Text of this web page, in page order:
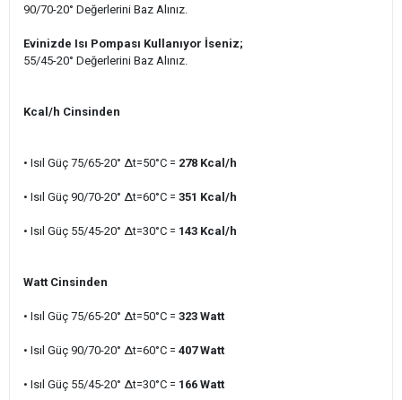
90/70-20° Değerlerini Baz Alınız.
Evinizde Isı Pompası Kullanıyor İseniz;
55/45-20° Değerlerini Baz Alınız.
Kcal/h Cinsinden
• Isıl Güç 75/65-20° ∆t=50°C = 278 Kcal/h
• Isıl Güç 90/70-20° ∆t=60°C = 351 Kcal/h
• Isıl Güç 55/45-20° ∆t=30°C = 143 Kcal/h
Watt Cinsinden
• Isıl Güç 75/65-20° ∆t=50°C = 323 Watt
• Isıl Güç 90/70-20° ∆t=60°C = 407Watt
• Isıl Güç 55/45-20° ∆t=30°C = 166 Watt